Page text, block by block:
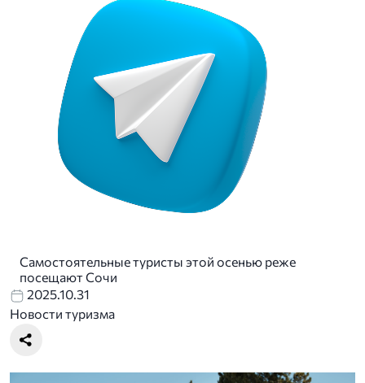
Самостоятельные туристы этой осенью реже
посещают Сочи
2025.10.31
Новости туризма